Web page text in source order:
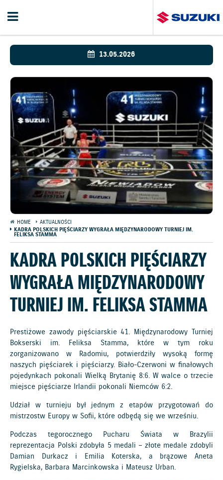
13.05.2026
HOME
AKTUALNOŚCI
KADRA POLSKICH PIĘŚCIARZY WYGRAŁA MIĘDZYNARODOWY TURNIEJ IM.
FELIKSA STAMMA
KADRA POLSKICH PIĘŚCIARZY
WYGRAŁA MIĘDZYNARODOWY
TURNIEJ IM. FELIKSA STAMMA
Prestiżowe zawody pięściarskie 41. Międzynarodowy Turniej
Bokserski im. Feliksa Stamma, które w tym roku
zorganizowano w Radomiu, potwierdziły wysoką formę
naszych pięściarek i pięściarzy. Biało-Czerwoni w finałowych
pojedynkach pokonali Wielką Brytanię 8:6. W walce o trzecie
miejsce pięściarze Irlandii pokonali Niemców 6:2.
Udział w turnieju był jednym z etapów przygotowań do
mistrzostw Europy w Sofii, które odbędą się we wrześniu.
Podczas tegorocznego Pucharu Świata w Brazylii
reprezentacja Polski zdobyła 5 medali – złote medale zdobyli
Damian Durkacz i Emilia Koterska, a brązowe Aneta
Rygielska, Barbara Marcinkowska i Mateusz Urban.